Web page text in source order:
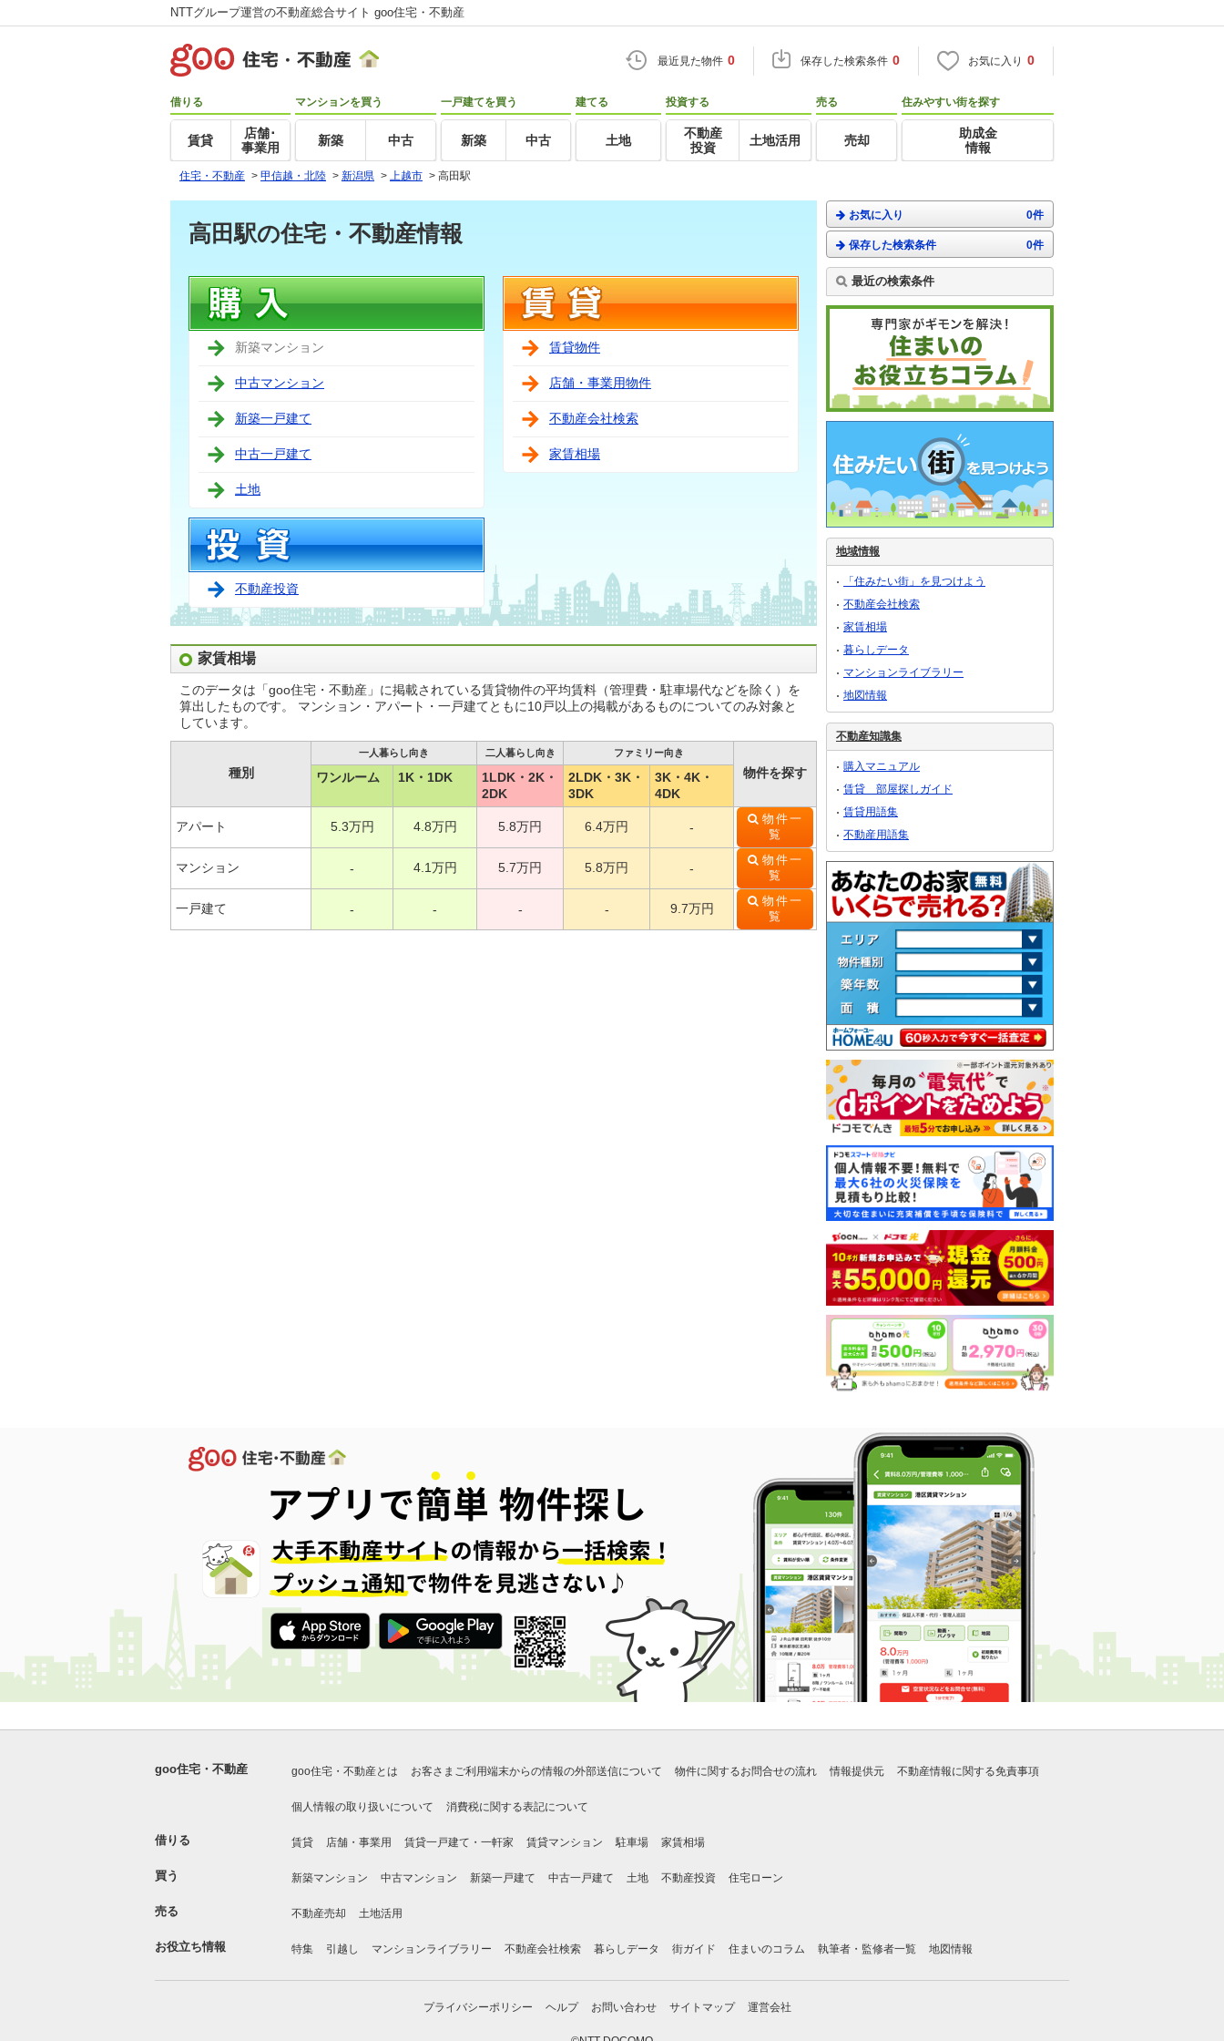
NTTグループ運営の不動産総合サイト goo住宅・不動産
最近見た物件 0 保存した検索条件 0 お気に入り 0
借りる
賃貸
店舗･
事業用
マンションを買う
新築 中古
一戸建てを買う
新築 中古
建てる
土地
投資する
不動産
投資
土地活用
売る
売却
住みやすい街を探す
助成金
情報
住宅・不動産 > 甲信越・北陸 > 新潟県 > 上越市 > 高田駅
高田駅の住宅・不動産情報
新築マンション
中古マンション
新築一戸建て
中古一戸建て
土地
不動産投資
賃貸物件
店舗・事業用物件
不動産会社検索
家賃相場
家賃相場
このデータは「goo住宅・不動産」に掲載されている賃貸物件の平均賃料（管理費・駐車場代などを除く）を
算出したものです。 マンション・アパート・一戸建てともに10戸以上の掲載があるものについてのみ対象と
しています。
種別
一人暮らし向き 二人暮らし向き ファミリー向き
物件を探す
ワンルーム 1K・1DK
1LDK・2K・
2DK
2LDK・3K・
3DK
3K・4K・
4DK
アパート 5.3万円 4.8万円 5.8万円 6.4万円 -
物件一
覧
マンション - 4.1万円 5.7万円 5.8万円 -
物件一
覧
一戸建て - - - - 9.7万円
物件一
覧
お気に入り 0件
保存した検索条件 0件
最近の検索条件
地域情報
「住みたい街」を見つけよう
不動産会社検索
家賃相場
暮らしデータ
マンションライブラリー
地図情報
不動産知識集
購入マニュアル
賃貸 部屋探しガイド
賃貸用語集
不動産用語集
goo住宅・不動産 goo住宅・不動産とは お客さまご利用端末からの情報の外部送信について 物件に関するお問合せの流れ 情報提供元 不動産情報に関する免責事項
個人情報の取り扱いについて 消費税に関する表記について
借りる 賃貸 店舗・事業用 賃貸一戸建て・一軒家 賃貸マンション 駐車場 家賃相場
買う 新築マンション 中古マンション 新築一戸建て 中古一戸建て 土地 不動産投資 住宅ローン
売る 不動産売却 土地活用
お役立ち情報 特集 引越し マンションライブラリー 不動産会社検索 暮らしデータ 街ガイド 住まいのコラム 執筆者・監修者一覧 地図情報
プライバシーポリシー ヘルプ お問い合わせ サイトマップ 運営会社